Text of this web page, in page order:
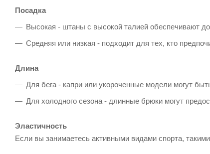
Посадка
Высокая - штаны с высокой талией обеспечивают
Средняя или низкая - подходит для тех, кто
Длина
Для бега - капри или укороченные модели могут
Для холодного сезона - длинные брюки могут
Эластичность
Если вы занимаетесь активными видами спорта,